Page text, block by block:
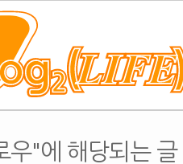
우"에 해당되는